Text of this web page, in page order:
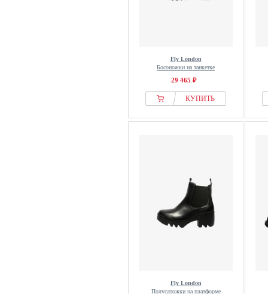
Fly London
Босоножки на танкетке
29 465 ₽
КУПИТЬ
Fly London
Полусапожки на платформе